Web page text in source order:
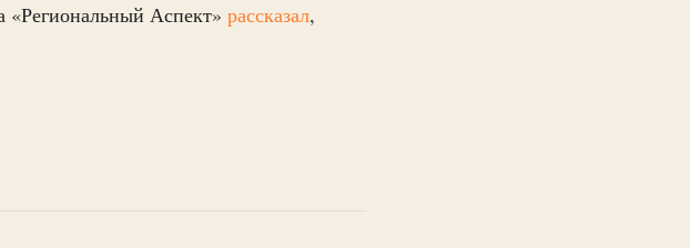
«Региональный Аспект» рассказал,